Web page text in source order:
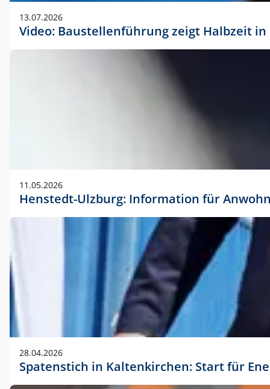
13.07.2026
Video: Baustellenführung zeigt Halbzeit
11.05.2026
Henstedt-Ulzburg: Information für
28.04.2026
Spatenstich in Kaltenkirchen: Start für